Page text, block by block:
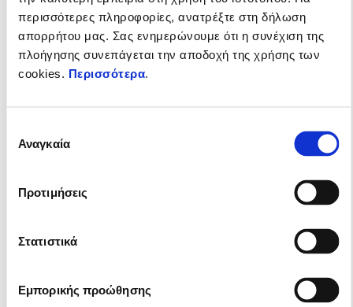
περισσότερες πληροφορίες, ανατρέξτε στη δήλωση
απορρήτου μας. Σας ενημερώνουμε ότι η συνέχιση της
πλοήγησης συνεπάγεται την αποδοχή της χρήσης των
cookies. Περισσότερα.
συγκατάθεσης
Αναγκαία
Προτιμήσεις
Στατιστικά
Εμπορικής προώθησης
Ισχύει έως31 Δεκεμβρίου 2026